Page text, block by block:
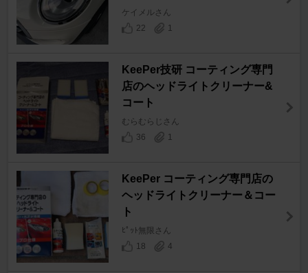
ケイメルさん
22
1
KeePer技研 コーティング専門
店のヘッドライトクリーナー&
コート
むらむらじさん
36
1
KeePer コーティング専門店の
ヘッドライトクリーナー＆コー
ト
ﾋﾟｯﾄ無限さん
18
4